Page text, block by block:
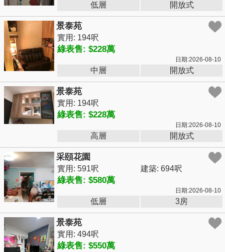
低層 開放式
景泰苑
實用: 194呎
綠表售: $228萬
日期:2026-08-10
中層 開放式
景泰苑
實用: 194呎
綠表售: $228萬
日期:2026-08-10
高層 開放式
采頤花園
實用: 591呎 建築: 694呎
綠表售: $580萬
日期:2026-08-10
低層 3房
景泰苑
實用: 494呎
綠表售: $550萬